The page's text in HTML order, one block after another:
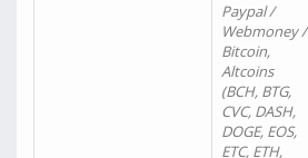
Paypal /
Webmoney /
Bitcoin,
Altcoins
(BCH, BTG,
CVC, DASH,
DOGE, EOS,
ETC, ETH,